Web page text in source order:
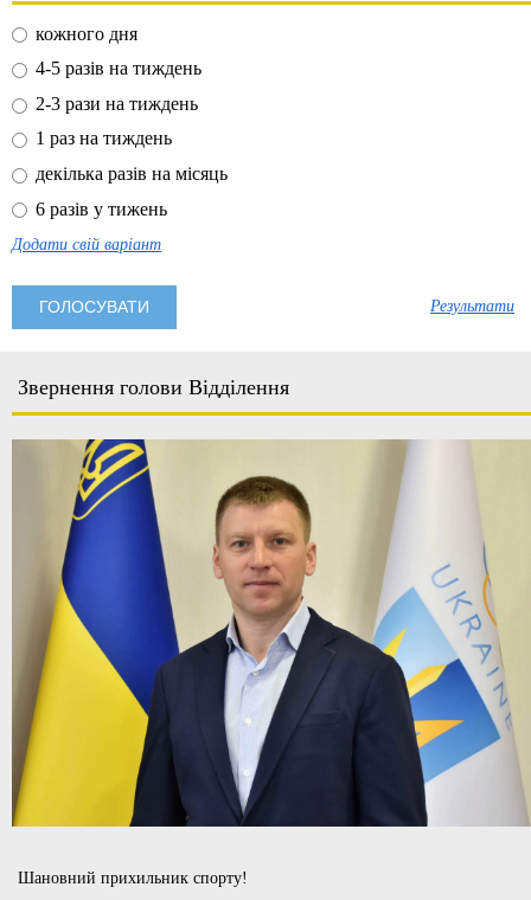
кожного дня
4-5 разів на тиждень
2-3 рази на тиждень
1 раз на тиждень
декілька разів на місяць
6 разів у тижень
Додати свій варіант
Результати
Звернення голови Відділення
Шановний прихильник спорту!